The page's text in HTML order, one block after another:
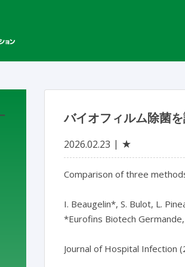
バイオフィルム除菌
2026.02.23 ★
Comparison of three
I. Beaugelin*, S. Bulot, L.
*Eurofins Biotech
Journal of Hospital Infection